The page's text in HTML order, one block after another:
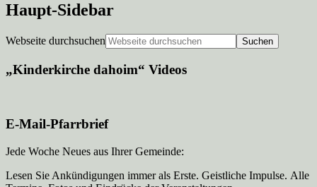
Haupt-Sidebar
Webseite durchsuchen
„Kinderkirche dahoim“ Videos
E-Mail-Pfarrbrief
Jede Woche Neues aus Ihrer Gemeinde:
Lesen Sie Ankündigungen immer als Erste. Geistliche Impulse. Alle